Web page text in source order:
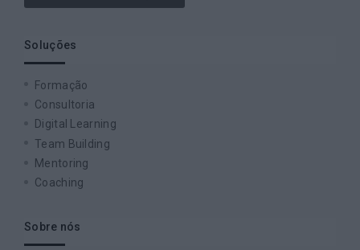
Soluções
Formação
Consultoria
Digital Learning
Team Building
Mentoring
Coaching
Sobre nós